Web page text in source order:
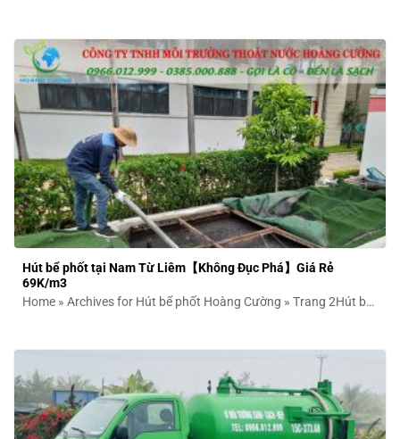
Hút bể phốt tại Nam Từ Liêm【Không Đục Phá】Giá Rẻ
69K/m3
Home » Archives for Hút bể phốt Hoàng Cường » Trang 2Hút bể